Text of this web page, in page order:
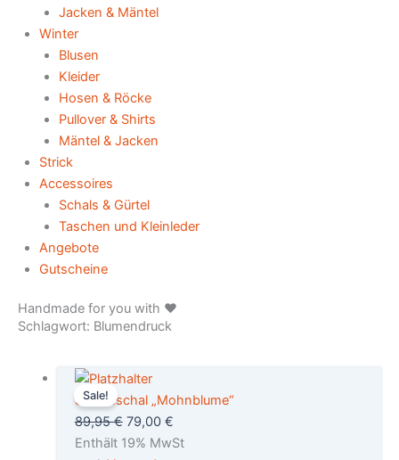
Jacken & Mäntel
Winter
Blusen
Kleider
Hosen & Röcke
Pullover & Shirts
Mäntel & Jacken
Strick
Accessoires
Schals & Gürtel
Taschen und Kleinleder
Angebote
Gutscheine
Handmade for you with ♥️
Schlagwort: Blumendruck
Sale!
Seidenschal „Mohnblume“
89,95€
Ursprünglicher
Preis
war:
89,95 €
79,00 €
Preis
ist:
79,00 €.
Enthält 19% MwSt